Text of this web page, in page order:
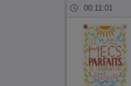
00:11:01